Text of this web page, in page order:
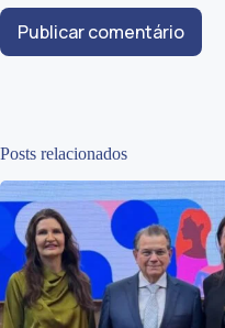
Publicar comentário
Posts relacionados